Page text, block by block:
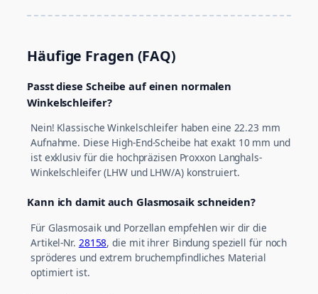
Häufige Fragen (FAQ)
Passt diese Scheibe auf einen normalen
Winkelschleifer?
Nein! Klassische Winkelschleifer haben eine 22.23 mm
Aufnahme. Diese High-End-Scheibe hat exakt 10 mm und
ist exklusiv für die hochpräzisen Proxxon Langhals-
Winkelschleifer (LHW und LHW/A) konstruiert.
Kann ich damit auch Glasmosaik schneiden?
Für Glasmosaik und Porzellan empfehlen wir dir die
Artikel-Nr. 28158, die mit ihrer Bindung speziell für noch
spröderes und extrem bruchempfindliches Material
optimiert ist.